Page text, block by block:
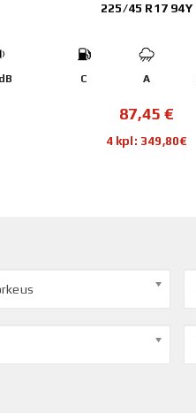
225/45 R17 94Y
C A
87,45 €
4 kpl: 349,80€